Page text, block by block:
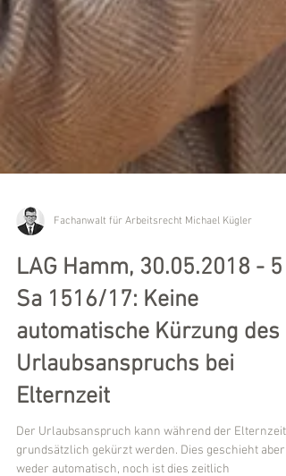
LAG Hamm, 30.05.2018 - 5
Sa 1516/17: Keine
automatische Kürzung des
Urlaubsanspruchs bei